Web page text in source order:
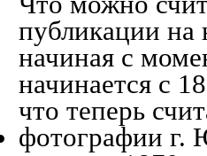
публикации
начиная c
начинается с
что теперь
фотографии г.